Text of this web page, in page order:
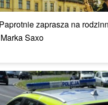
zaprasza na
Saxo